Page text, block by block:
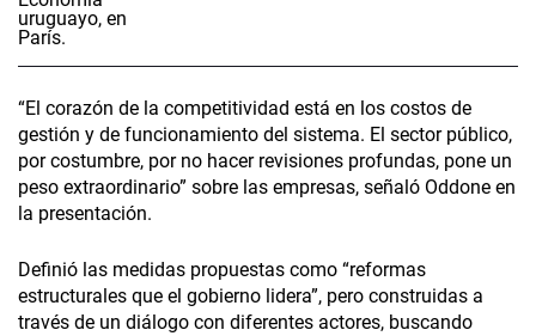
“El corazón de la competitividad está en los costos de
gestión y de funcionamiento del sistema. El sector público,
por costumbre, por no hacer revisiones profundas, pone un
peso extraordinario” sobre las empresas, señaló Oddone en
la presentación.
Definió las medidas propuestas como “reformas
estructurales que el gobierno lidera”, pero construidas a
través de un diálogo con diferentes actores, buscando